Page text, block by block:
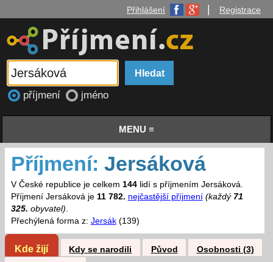
Přihlášení Registrace
příjmení jméno
MENU ≡
Příjmení: Jersáková
V České republice je celkem 144lidí s příjmením Jersáková.
Příjmení Jersáková je 11 782. nejčastější příjmení (každý 71
325. obyvatel).
Přechýlená forma z: Jersák(139)
Kde žijí Kdy se narodili Původ
Osobnosti (3)